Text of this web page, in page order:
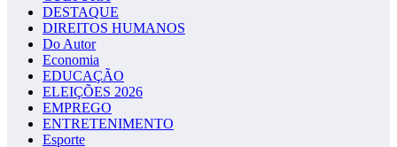
DESTAQUE
DIREITOS HUMANOS
Do Autor
Economia
EDUCAÇÃO
ELEIÇÕES 2026
EMPREGO
ENTRETENIMENTO
Esporte